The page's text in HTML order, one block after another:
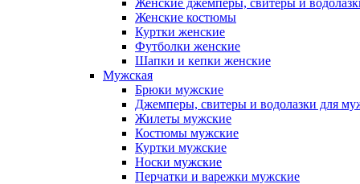
Женские джемперы, свитеры и
Женские костюмы
Куртки женские
Футболки женские
Шапки и кепки женские
Мужская
Брюки мужские
Джемперы, свитеры и водолазки для
Жилеты мужские
Костюмы мужские
Куртки мужские
Носки мужские
Перчатки и варежки мужские